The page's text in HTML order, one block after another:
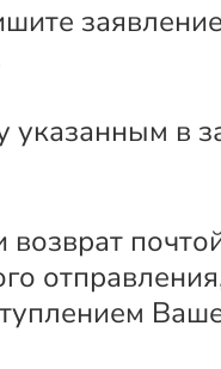
указанным в